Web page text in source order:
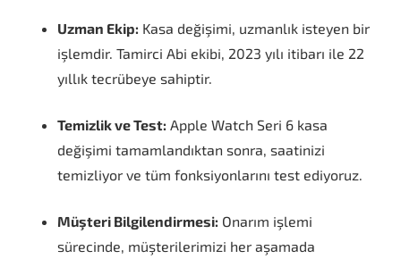
Uzman Ekip: Kasa değişimi, uzmanlık isteyen bir
işlemdir. Tamirci Abi ekibi, 2023 yılı itibarı ile 22
yıllık tecrübeye sahiptir.
Temizlik ve Test: Apple Watch Seri 6 kasa
değişimi tamamlandıktan sonra, saatinizi
temizliyor ve tüm fonksiyonlarını test ediyoruz.
Müşteri Bilgilendirmesi: Onarım işlemi
sürecinde, müşterilerimizi her aşamada